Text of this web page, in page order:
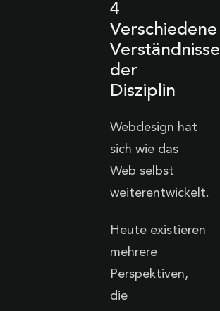
4
Verschiedene
Verständnisse
der
Disziplin
Webdesign hat
sich wie das
Web selbst
weiterentwickelt.
Heute existieren
mehrere
Perspektiven,
die